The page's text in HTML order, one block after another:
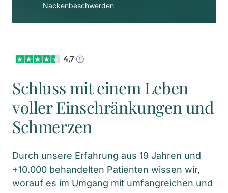
Nackenbeschwerden
Schluss mit einem Leben
voller Einschränkungen und
Schmerzen
Durch unsere Erfahrung aus 19 Jahren und
+10.000 behandelten Patienten wissen wir,
worauf es im Umgang mit umfangreichen und